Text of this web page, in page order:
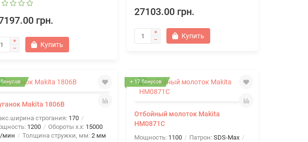
грн.
Купить
27103.00 грн.
Купить
Makita 1806B
строгания: 170
1200 Обороты х.х: 15000
мин
Толщина стружки, мм: 2 мм
+ 17 бонусов
Отбойный молоток Makita
HM0871C
Мощность: 1100 Патрон: SDS-Max